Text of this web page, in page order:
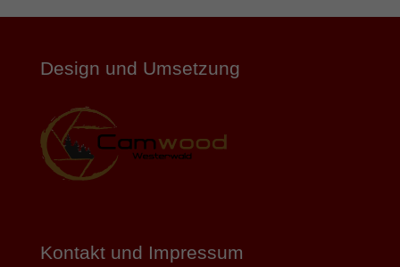
Design und Umsetzung
Kontakt und Impressum